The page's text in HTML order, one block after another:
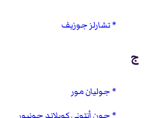
تشارلز جوزيف
ج
جوليان مور